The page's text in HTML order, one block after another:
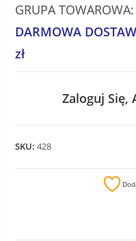
GRUPA
DARMOWA
zł
Zaloguj Się,
SKU:428